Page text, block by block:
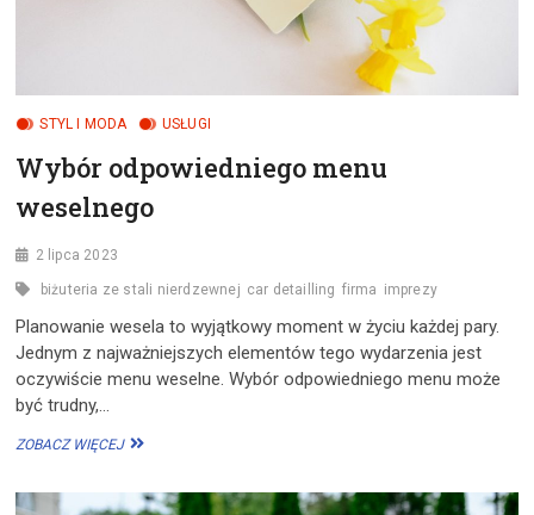
STYL I MODA USŁUGI
Wybór odpowiedniego menu
weselnego
2 lipca 2023
biżuteria ze stali nierdzewnej car detailling firma imprezy
Planowanie wesela to wyjątkowy moment w życiu każdej pary.
Jednym z najważniejszych elementów tego wydarzenia jest
oczywiście menu weselne. Wybór odpowiedniego menu może
być trudny,…
ZOBACZ WIĘCEJWYBÓR
WESELNEGO